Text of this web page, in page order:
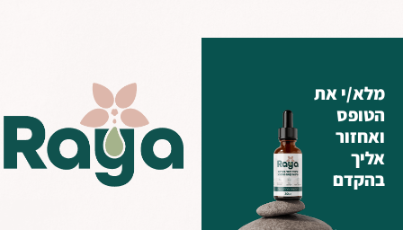
מלא/י את
הטופס
ואחזור
אליך
בהקדם